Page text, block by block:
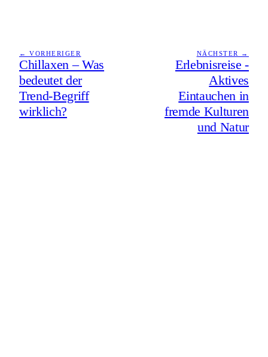
← VORHERIGER
Chillaxen – Was
bedeutet der
Trend-Begriff
wirklich?
NÄCHSTER →
Erlebnisreise -
Aktives
Eintauchen in
fremde Kulturen
und Natur